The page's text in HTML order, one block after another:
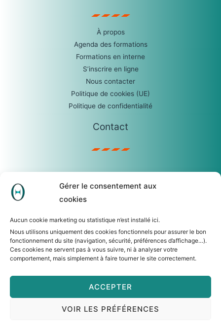
Gérer le consentement aux
cookies
Aucun cookie marketing ou statistique n’est installé ici.
Nous utilisons uniquement des cookies fonctionnels pour assurer le bon
fonctionnement du site (navigation, sécurité, préférences d’affichage…).
Ces cookies ne servent pas à vous suivre, ni à analyser votre
comportement, mais simplement à faire tourner le site correctement.
ACCEPTER
VOIR LES PRÉFÉRENCES
À propos
Agenda des formations
Formations en interne
S’inscrire en ligne
Nous contacter
Politique de cookies (UE)
Politique de confidentialité
Contact
R. Lauwers, 62 – 1560 Hoeilaart
N° d’entreprise : 0465.279.306